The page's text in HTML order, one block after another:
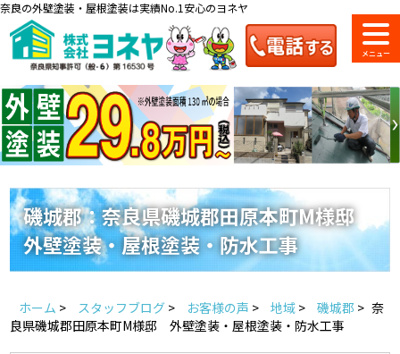
奈良の外壁塗装・屋根塗装は実績No.1安心のヨネヤ
料金一覧 会社案内 ショールーム
のご紹介
来店予約 お問い合わせ
お見積り お電話
地域の事例がいっぱい
ヨネヤの施工実績
磯城郡：奈良県磯城郡田原本町M様邸
外壁塗装・屋根塗装・防水工事
ホーム > スタッフブログ > お客様の声 > 地域 > 磯城郡 > 奈
良県磯城郡田原本町M様邸 外壁塗装・屋根塗装・防水工事